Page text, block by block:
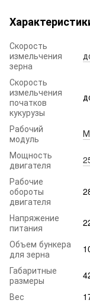
Скорость
измельчения
зерна
Скорость
измельчения
початков
кукурузы
Рабочий
модуль
Мощность
двигателя
Рабочие
обороты
двигателя
Напряжение
питания
Объем бункера
для зерна
Габаритные
размеры
Вес